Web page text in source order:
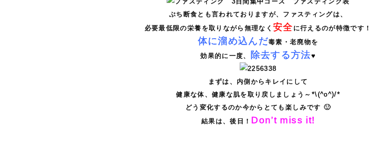
ぷち断食とも言われておりますが、ファスティングは、
必要最低限の栄養を取りながら無理なく 安全 に行えるのが特徴です！
体に溜め込んだ毒素・老廃物を
効果的に一度、 除去する方法♥
まずは、内側からキレイにして
健康な体、健康な肌を取り戻しましょう～*\(^o^)/*
どう変化するのか今からとても楽しみです 🙂
結果は、後日！ Don’t miss it!